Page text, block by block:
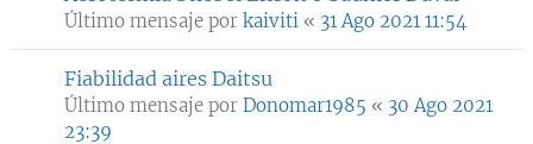
Último mensaje por kaiviti « 31 Ago 2021 11:54
Fiabilidad aires Daitsu
Último mensaje por Donomar1985 « 30 Ago 2021
23:39